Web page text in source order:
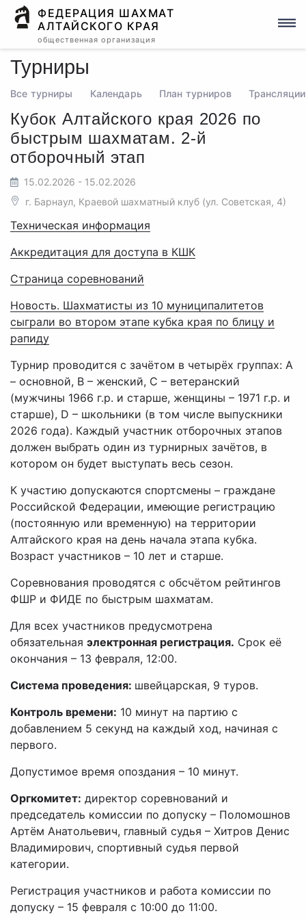
ФЕДЕРАЦИЯ ШАХМАТ
АЛТАЙСКОГО КРАЯ
общественная организация
Турниры
Все турниры Календарь План турниров Трансляции
Кубок Алтайского края 2026 по
быстрым шахматам. 2-й
отборочный этап
15.02.2026 - 15.02.2026
г. Барнаул, Краевой шахматный клуб (ул. Советская, 4)
Техническая информация
Аккредитация для доступа в КШК
Страница соревнований
Новость. Шахматисты из 10 муниципалитетов
сыграли во втором этапе кубка края по блицу и
рапиду
Турнир проводится с зачётом в четырёх группах: А
– основной, В – женский, С – ветеранский
(мужчины 1966 г.р. и старше, женщины – 1971 г.р. и
старше), D – школьники (в том числе выпускники
2026 года). Каждый участник отборочных этапов
должен выбрать один из турнирных зачётов, в
котором он будет выступать весь сезон.
К участию допускаются спортсмены – граждане
Российской Федерации, имеющие регистрацию
(постоянную или временную) на территории
Алтайского края на день начала этапа кубка.
Возраст участников – 10 лет и старше.
Соревнования проводятся с обсчётом рейтингов
ФШР и ФИДЕ по быстрым шахматам.
Для всех участников предусмотрена
обязательная электронная регистрация. Срок её
окончания – 13 февраля, 12:00.
Система проведения: швейцарская, 9 туров.
Контроль времени: 10 минут на партию с
добавлением 5 секунд на каждый ход, начиная с
первого.
Допустимое время опоздания – 10 минут.
Оргкомитет: директор соревнований и
председатель комиссии по допуску – Поломошнов
Артём Анатольевич, главный судья – Хитров Денис
Владимирович, спортивный судья первой
категории.
Регистрация участников и работа комиссии по
допуску – 15 февраля с 10:00 до 11:00.